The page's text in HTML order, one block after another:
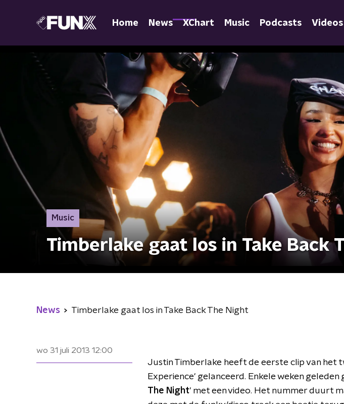
Home News XChart Music Podcasts Videos
Music
Timberlake gaat los in Take Back
News Timberlake gaat los in Take Back The Night
wo 31 juli 2013 12:00
Justin Timberlake heeft de eerste clip van het
Experience' gelanceerd. Enkele weken
The Night' met een video. Het nummer duurt